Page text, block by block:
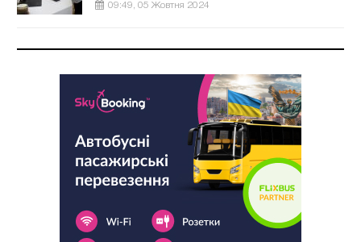
09:49, 05 Жовтня 2024